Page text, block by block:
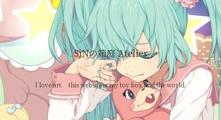
SiNの箱庭 Atelier
I love art. this website is my toy box and the world.